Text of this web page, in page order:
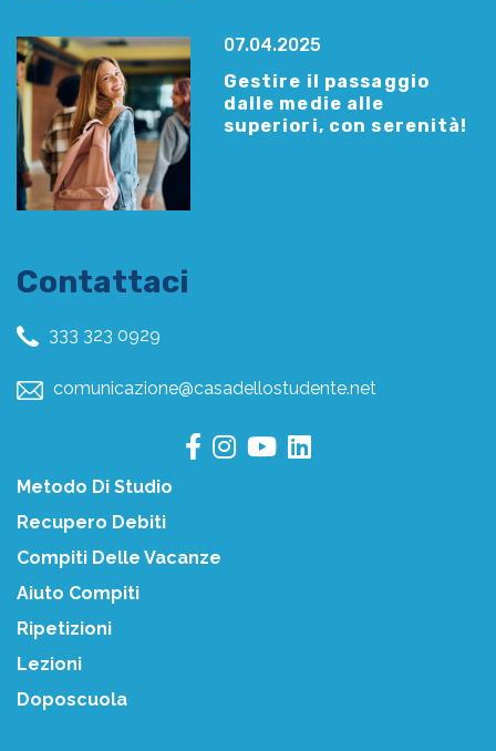
07.04.2025
Gestire il passaggio
dalle medie alle
superiori, con serenità!
Contattaci
333 323 0929
comunicazione@casadellostudente.net
Metodo Di Studio
Recupero Debiti
Compiti Delle Vacanze
Aiuto Compiti
Ripetizioni
Lezioni
Doposcuola